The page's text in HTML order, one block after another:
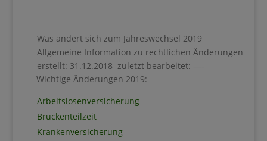
Was ändert sich zum Jahreswechsel 2019
Allgemeine Information zu rechtlichen Änderungen
erstellt: 31.12.2018 zuletzt bearbeitet: —-
Wichtige Änderungen 2019:
Arbeitslosenversicherung
Brückenteilzeit
Krankenversicherung